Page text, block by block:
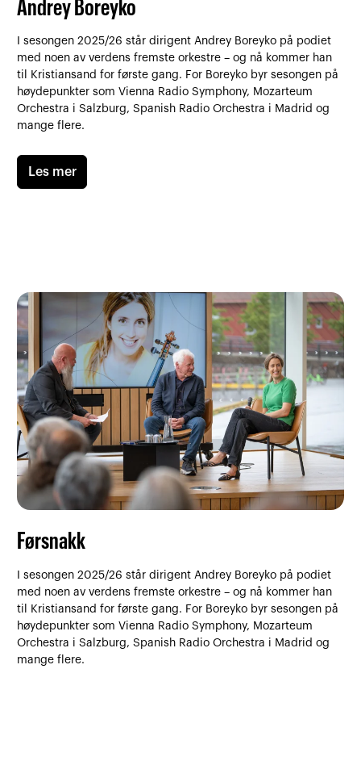
Andrey Boreyko
I sesongen 2025/26 står dirigent Andrey Boreyko på podiet
med noen av verdens fremste orkestre – og nå kommer han
til Kristiansand for første gang. For Boreyko byr sesongen på
høydepunkter som Vienna Radio Symphony, Mozarteum
Orchestra i Salzburg, Spanish Radio Orchestra i Madrid og
mange flere.
Les mer
Førsnakk
I sesongen 2025/26 står dirigent Andrey Boreyko på podiet
med noen av verdens fremste orkestre – og nå kommer han
til Kristiansand for første gang. For Boreyko byr sesongen på
høydepunkter som Vienna Radio Symphony, Mozarteum
Orchestra i Salzburg, Spanish Radio Orchestra i Madrid og
mange flere.